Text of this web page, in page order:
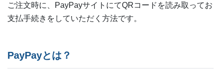
ご注文時に、PayPayサイトにてQRコードを読み取ってお
支払手続きをしていただく方法です。
PayPayとは？